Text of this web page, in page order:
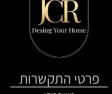
פרטי התקשרות